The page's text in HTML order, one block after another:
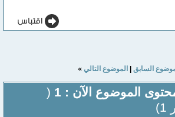
السابق|الموضوع التالي »
الموضوع الآن : 1
(